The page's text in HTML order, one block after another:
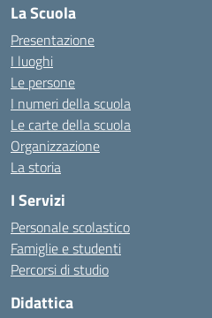
La Scuola
Presentazione
I luoghi
Le persone
I numeri della scuola
Le carte della scuola
Organizzazione
La storia
I Servizi
Personale scolastico
Famiglie e studenti
Percorsi di studio
Didattica